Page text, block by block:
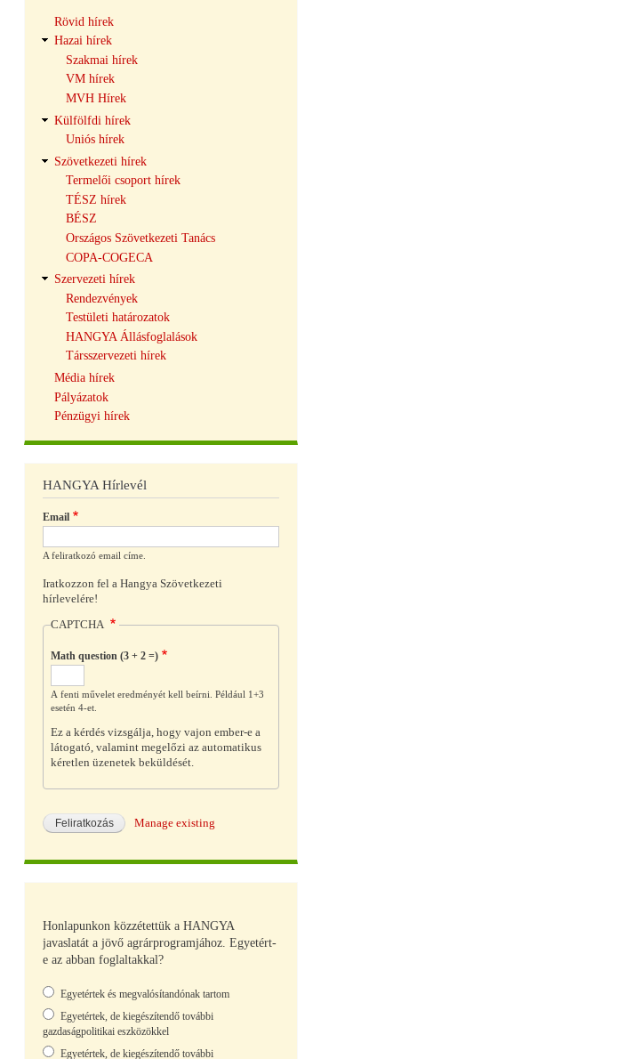
navigáció
Rövid hírek
Hazai hírek
Szakmai hírek
VM hírek
MVH Hírek
Külfölfdi hírek
Uniós hírek
Szövetkezeti hírek
Termelői csoport hírek
TÉSZ hírek
BÉSZ
Országos Szövetkezeti Tanács
COPA-COGECA
Szervezeti hírek
Rendezvények
Testületi határozatok
HANGYA Állásfoglalások
Társszervezeti hírek
Média hírek
Pályázatok
Pénzügyi hírek
HANGYA Hírlevél
Email
A feliratkozó email címe.
Iratkozzon fel a Hangya Szövetkezeti
hírlevelére!
CAPTCHA
Math question (3 + 2 =)
A fenti művelet eredményét kell beírni. Például 1+3
esetén 4-et.
Ez a kérdés vizsgálja, hogy vajon ember-e a
látogató, valamint megelőzi az automatikus
kéretlen üzenetek beküldését.
Manage existing
Honlapunkon közzétettük a HANGYA
javaslatát a jövő agrárprogramjához. Egyetért-
e az abban foglaltakkal?
Választások
Egyetértek és megvalósítandónak tartom
Egyetértek, de kiegészítendő további
gazdaságpolitikai eszközökkel
Egyetértek, de kiegészítendő további